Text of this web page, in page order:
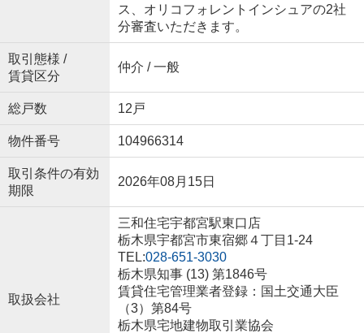
ス、オリコフォレントインシュアの2社
分審査いただきます。
取引態様 /
賃貸区分
仲介 / 一般
総戸数 12戸
物件番号 104966314
取引条件の有効
期限
2026年08月15日
取扱会社
三和住宅宇都宮駅東口店
栃木県宇都宮市東宿郷４丁目1-24
TEL:028-651-3030
栃木県知事 (13) 第1846号
賃貸住宅管理業者登録：国土交通大臣
（3）第84号
栃木県宅地建物取引業協会